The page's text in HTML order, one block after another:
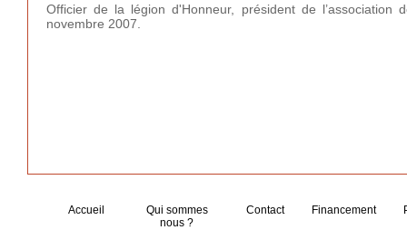
Officier de la légion d'Honneur, président de l’association
novembre 2007.
Accueil
Qui sommes
nous ?
Contact Financement